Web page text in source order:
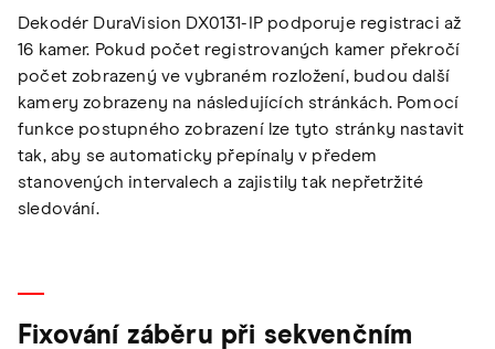
Dekodér DuraVision DX0131-IP podporuje registraci až
16 kamer. Pokud počet registrovaných kamer překročí
počet zobrazený ve vybraném rozložení, budou další
kamery zobrazeny na následujících stránkách. Pomocí
funkce postupného zobrazení lze tyto stránky nastavit
tak, aby se automaticky přepínaly v předem
stanovených intervalech a zajistily tak nepřetržité
sledování.
Fixování záběru při sekvenčním